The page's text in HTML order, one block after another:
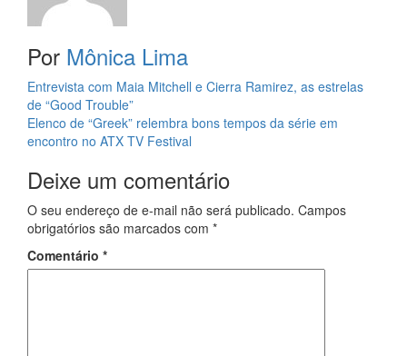
Por Mônica Lima
Navegação
da
Postagem
Entrevista com Maia Mitchell e Cierra Ramirez, as estrelas
de “Good Trouble”
Elenco de “Greek” relembra bons tempos da série em
encontro no ATX TV Festival
Deixe um comentário
O seu endereço de e-mail não será publicado. Campos
obrigatórios são marcados com *
Comentário *